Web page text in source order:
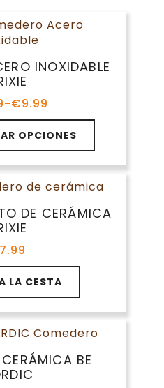
INOXIDABLE
-€9.99
Rango
de
precios:
desde
€3.99
hasta
€9.99
OPCIONES
DE CERÁMICA
7.99
LA CESTA
BE